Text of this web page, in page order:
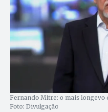
Fernando Mitre: o mais longevo
Foto: Divulgação